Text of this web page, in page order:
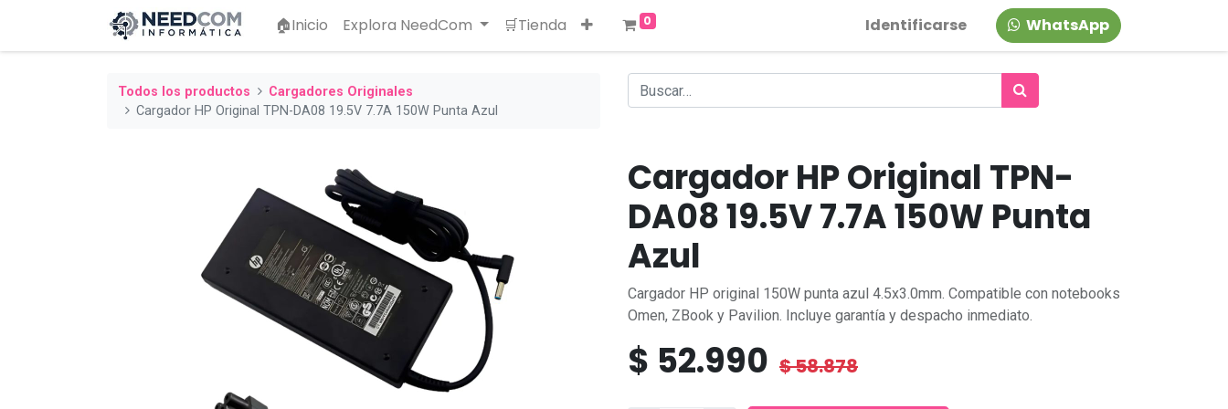
🏠Inicio Explora NeedCom 🛒Tienda 0 Identificarse WhatsApp
Todos los productos
Cargadores Originales
Cargador HP Original TPN-DA08 19.5V 7.7A 150W Punta Azul
Cargador HP Original TPN-
DA08 19.5V 7.7A 150W Punta
Azul
Cargador HP original 150W punta azul 4.5x3.0mm. Compatible con notebooks
Omen, ZBook y Pavilion. Incluye garantía y despacho inmediato.
$ 52.990 $58.878